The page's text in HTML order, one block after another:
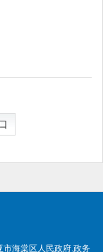
市海棠区人民政府.政务